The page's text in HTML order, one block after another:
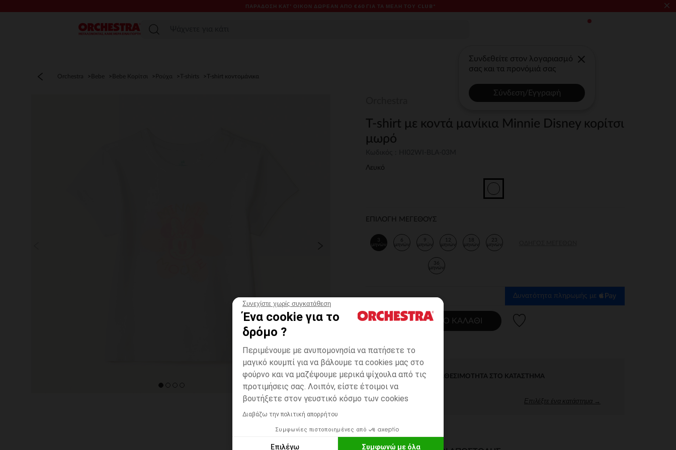
Συνεχίστε χωρίς συγκατάθεση
Ένα cookie για το
δρόμο ?
Περιμένουμε με ανυπομονησία να πατήσετε το
μαγικό κουμπί για να βάλουμε τα cookies μας στο
φούρνο και να μαζέψουμε μερικά ψίχουλα από τις
προτιμήσεις σας. Λοιπόν, είστε έτοιμοι να
βουτήξετε στον γευστικό κόσμο των cookies
Διαβάζω την πολιτική απορρήτου
Συμφωνίες πιστοποιημένες από
Επιλέγω Συμφωνώ με όλα
ΠΑΡΆΔΟΣΗ ΚΑΤ' ΟΊΚΟΝ ΔΩΡΕΑΝ ΑΠΌ €60 ΓΙΑ ΤΑ ΜΈΛΗ ΤΟΥ CLUB* ×
Μενού
Συνδεθείτε στον λογαριασμό
σας και τα προνόμιά σας
Σύνδεση/Εγγραφή
Orchestra Bebe Bebe Κορίτσι Ρούχα T-shirts T-shirt κοντομάνικα
T-shirt με κοντά μανίκια Minnie Disney κορίτσι
μωρό
Λευκό
ΕΠΙΛΟΓΗ ΜΕΓΕΘΟΥΣ
3
μηνών
6
μηνών
9
μηνών
12
μηνών
18
μηνών
23
μηνών
36
μηνών
Δυνατότητα πληρωμής με
ΠΡΟΣΘΉΚΗ ΣΤΟ ΚΑΛΆΘΙ
ΆΜΕΣΗ ΔΙΑΘΕΣΙΜΌΤΗΤΑ ΣΤΟ ΚΑΤΆΣΤΗΜΑ
Επιλέξτε ένα κατάστημα →